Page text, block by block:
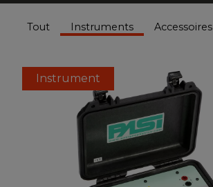
Tout Instruments Accessoires
Instrument